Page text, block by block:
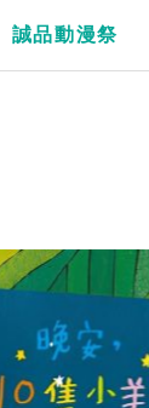
誠品動漫祭